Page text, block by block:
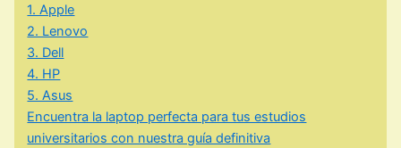
1. Apple
2. Lenovo
3. Dell
4. HP
5. Asus
Encuentra la laptop perfecta para tus estudios
universitarios con nuestra guía definitiva